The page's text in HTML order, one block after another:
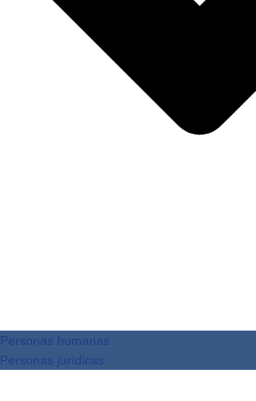
Personas humanas
Personas jurídicas